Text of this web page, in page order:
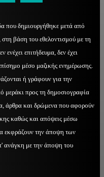
που δημιουργήθηκε μετά από
βάση του εθελοντισμού με τη
επιτήδευμα, δεν έχει
μέσο μαζικής ενημέρωσης.
ή γράφουν για την
μεράκι προς τη δημοσιογραφία
άρθρα και δρώμενα που αφορούν
καθώς και απόψεις μέσω
εκφράζουν την άποψη των
ανάγκη με την άποψη του